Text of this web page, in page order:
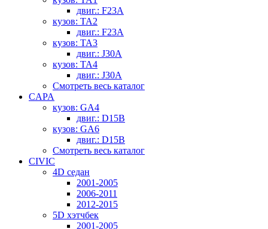
двиг.: F23A
кузов: TA2
двиг.: F23A
кузов: TA3
двиг.: J30A
кузов: TA4
двиг.: J30A
Смотреть весь каталог
CAPA
кузов: GA4
двиг.: D15B
кузов: GA6
двиг.: D15B
Смотреть весь каталог
CIVIC
4D седан
2001-2005
2006-2011
2012-2015
5D хэтчбек
2001-2005